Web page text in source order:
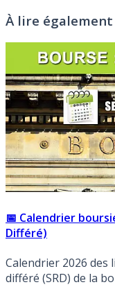
À lire également
📅 Calendrier
Différé)
Calendrier 2026 des
différé (SRD) de la